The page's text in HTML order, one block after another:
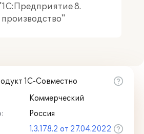
8.
1С-Совместно
Коммерческий
Россия
1.3.178.2 от 27.04.2022